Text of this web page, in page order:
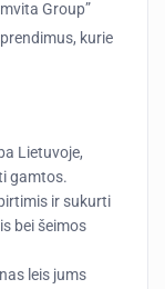
Group”
kurie
Lietuvoje,
gamtos.
ir sukurti
bei šeimos
leis jums